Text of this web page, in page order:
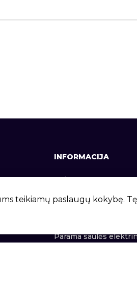
46281
INFORMACIJA
Apie mus
Kontaktai
Parama saulės
teikiamų paslaugų kokybę.